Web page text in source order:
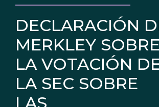
DECLARACIÓN
MERKLEY SOBRE
LA VOTACIÓN
LA SEC SOBRE
LAS